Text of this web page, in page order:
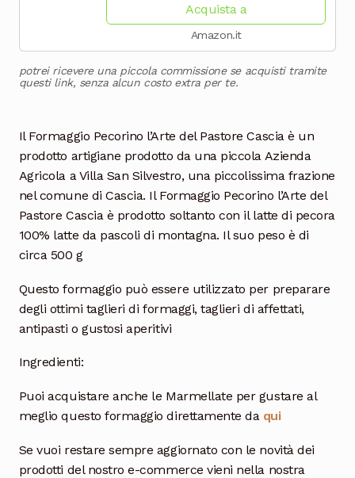
Acquista a
Amazon.it
potrei ricevere una piccola commissione se acquisti tramite
questi link, senza alcun costo extra per te.
Il Formaggio Pecorino l’Arte del Pastore Cascia è un
prodotto artigiane prodotto da una piccola Azienda
Agricola a Villa San Silvestro, una piccolissima frazione
nel comune di Cascia. Il Formaggio Pecorino l’Arte del
Pastore Cascia è prodotto soltanto con il latte di pecora
100% latte da pascoli di montagna. Il suo peso è di
circa 500 g
Questo formaggio può essere utilizzato per preparare
degli ottimi taglieri di formaggi, taglieri di affettati,
antipasti o gustosi aperitivi
Ingredienti:
Puoi acquistare anche le Marmellate per gustare al
meglio questo formaggio direttamente da qui
Se vuoi restare sempre aggiornato con le novità dei
prodotti del nostro e-commerce vieni nella nostra